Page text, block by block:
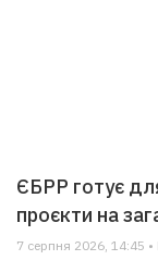
ЄБРР готує
проєкти на
7 серпня 2026, 14:45